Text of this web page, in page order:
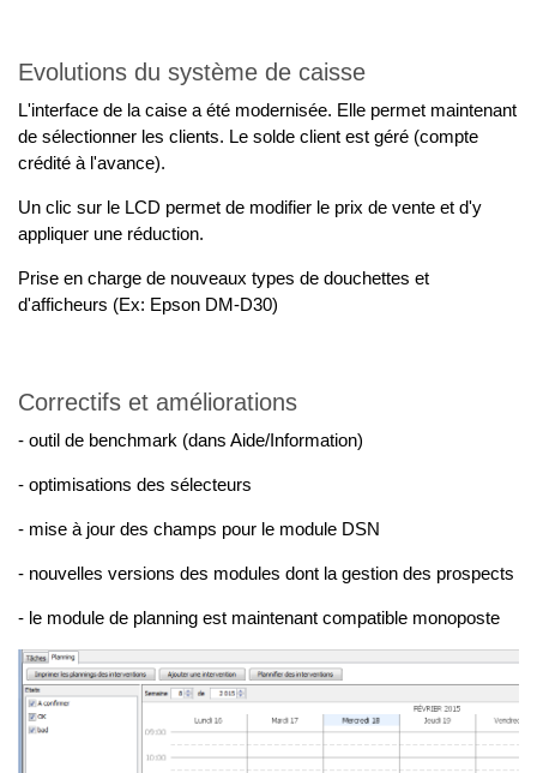
Evolutions du système de caisse
L'interface de la caise a été modernisée. Elle permet maintenant
de sélectionner les clients. Le solde client est géré (compte
crédité à l'avance).
Un clic sur le LCD permet de modifier le prix de vente et d'y
appliquer une réduction.
Prise en charge de nouveaux types de douchettes et
d'afficheurs (Ex: Epson DM-D30)
Correctifs et améliorations
- outil de benchmark (dans Aide/Information)
- optimisations des sélecteurs
- mise à jour des champs pour le module DSN
- nouvelles versions des modules dont la gestion des prospects
- le module de planning est maintenant compatible monoposte